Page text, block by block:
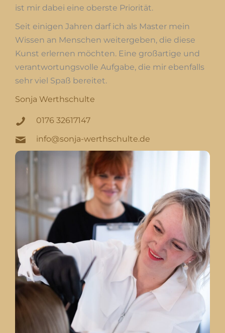
ist mir dabei eine oberste Priorität.
Seit einigen Jahren darf ich als Master mein
Wissen an Menschen weitergeben, die diese
Kunst erlernen möchten. Eine großartige und
verantwortungsvolle Aufgabe, die mir ebenfalls
sehr viel Spaß bereitet.
Sonja Werthschulte
0176 32617147
info@sonja-werthschulte.de